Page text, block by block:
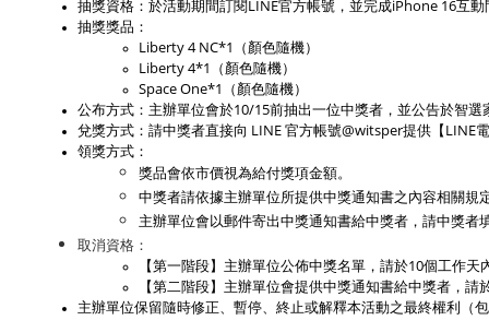
抽獎資格：於活動期間訂閱LINE官方帳號，並完成iPhone 16互
抽獎獎品：
Liberty 4 NC*1（顏色隨機）
Liberty 4*1（顏色隨機）
Space One*1（顏色隨機）
公布方式：主辦單位會於10/15前抽出一位中獎者，並公告於智選
兌獎方式：請中獎者直接向 LINE 官方帳號@witsper提供【
領獎方式：
獎品會依市價視為給付獎項金額。
中獎者請依據主辦單位所提供中獎通知書之內容相關規
主辦單位會以郵件寄出中獎通知書給中獎者，請中獎
取消資格：
【第一階段】主辦單位公佈中獎名單，請於10個工作
【第二階段】主辦單位會提供中獎通知書給中獎者，
主辦單位保留隨時修正、暫停、終止或解釋本活動之最終權利（